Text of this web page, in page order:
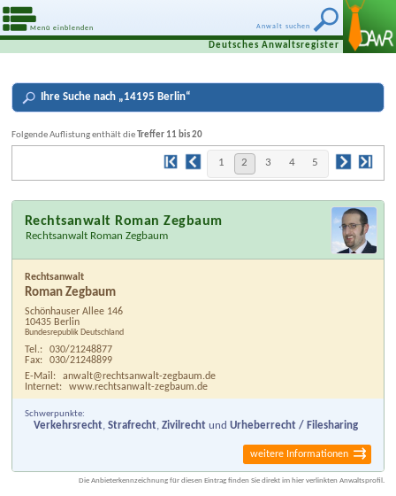
Anwalt suchen
Menü einblenden
Deutsches Anwaltsregister
IhreSuche nach „14195 Berlin“
Folgende Auflistung enthält die Treffer 11 bis 20
1 2 3 4 5
Rechtsanwalt Roman Zegbaum
Rechtsanwalt Roman Zegbaum
Rechtsanwalt
Roman Zegbaum
Schönhauser Allee 146
10435 Berlin
Bundesrepublik Deutschland
Tel.:
030/21248877
Fax:
030/21248899
E-Mail:
anwalt@rechtsanwalt-zegbaum.de
Internet:
www.rechtsanwalt-zegbaum.de
Schwerpunkte:
Verkehrsrecht ,Strafrecht ,Zivilrecht undUrheberrecht / Filesharing
weitere Informationen
Die Anbieterkennzeichnung für diesen Eintrag finden Sie direkt im hier verlinkten Anwaltsprofil.